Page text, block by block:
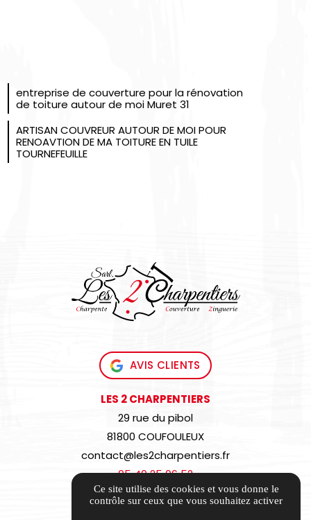
entreprise de couverture pour la rénovation
de toiture autour de moi Muret 31
ARTISAN COUVREUR AUTOUR DE MOI POUR
RENOAVTION DE MA TOITURE EN TUILE
TOURNEFEUILLE
AVIS CLIENTS
LES 2 CHARPENTIERS
29 rue du pibol
81800 COUFOULEUX
contact@les2charpentiers.fr
05 40 25 06 52
Itinéraire
Ce site utilise des cookies et vous donne le
contrôle sur ceux que vous souhaitez activer